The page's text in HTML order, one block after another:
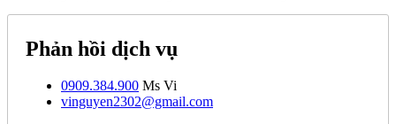
Phản hồi dịch vụ
0909.384.900 Ms Vi
vinguyen2302@gmail.com